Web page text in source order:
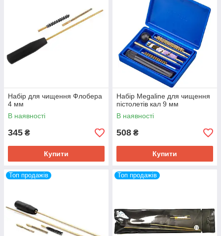
Набір для чищення Флобера
4 мм
В наявності
345 ₴
Купити
Набір Megaline для чищення
пістолетів кал 9 мм
В наявності
508 ₴
Купити
Топ продажів Топ продажів